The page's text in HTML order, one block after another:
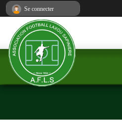
Se connecter
Panneau de gestion des cookies